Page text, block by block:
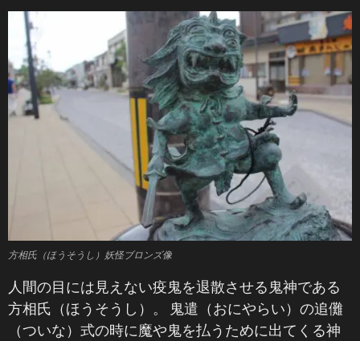
方相氏（ほうそうし）妖怪ブロンズ像
人間の目には見えない疫鬼を退散させる鬼神である
方相氏（ほうそうし）。 鬼遣（おにやらい）の追儺
（ついな）式の時に魔や鬼を払うために出てくる神